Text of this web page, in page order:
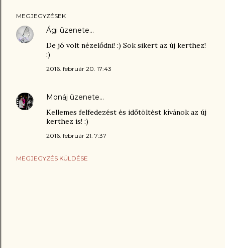
MEGJEGYZÉSEK
Ági üzenete…
De jó volt nézelődni! :) Sok sikert az új kerthez!
:)
2016. február 20. 17:43
Monáj üzenete…
Kellemes felfedezést és időtöltést kívánok az új
kerthez is! :)
2016. február 21. 7:37
MEGJEGYZÉS KÜLDÉSE